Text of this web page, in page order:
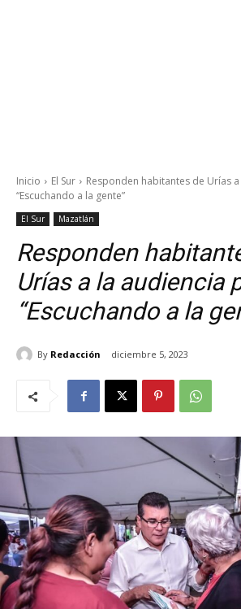
Inicio El Sur
Responden habitantes de Urías
“Escuchando a la gente”
El Sur Mazatlán
Responden
Urías a la audiencia
“Escuchando a la
By Redacción diciembre 5, 2023